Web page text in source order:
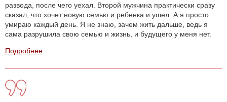
развода, после чего уехал. Второй мужчина практически сразу
сказал, что хочет новую семью и ребенка и ушел. А я просто
умираю каждый день. Я не знаю, зачем жить дальше, ведь я
сама разрушила свою семью и жизнь, и будущего у меня нет.
Подробнее